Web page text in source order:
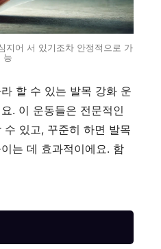
지어 서 있기조차 안정적으로 가
능
할 수 있는 발목 강화 운
. 이 운동들은 전문적인
있고, 꾸준히 하면 발목
는 데 효과적이에요. 함